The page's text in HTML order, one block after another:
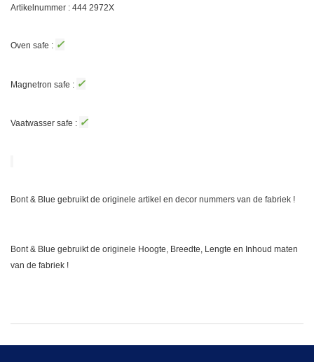
Artikelnummer : 444 2972X
Oven safe : ✓
Magnetron safe : ✓
Vaatwasser safe : ✓
Bont & Blue gebruikt de originele artikel en decor nummers van de fabriek !
Bont & Blue gebruikt de originele Hoogte, Breedte, Lengte en Inhoud maten
van de fabriek !